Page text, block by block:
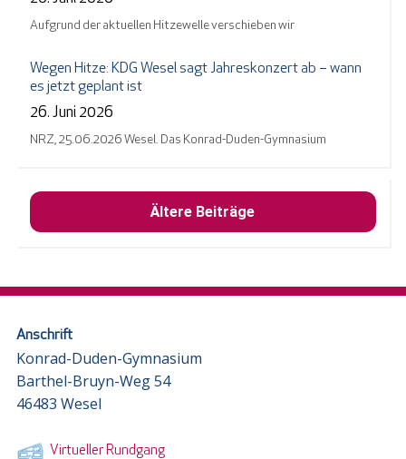
Aufgrund der aktuellen Hitzewelle verschieben wir
Wegen Hitze: KDG Wesel sagt Jahreskonzert ab – wann
es jetzt geplant ist
26. Juni 2026
NRZ, 25.06.2026 Wesel. Das Konrad-Duden-Gymnasium
Ältere Beiträge
Anschrift
Konrad-Duden-Gymnasium
Barthel-Bruyn-Weg 54
46483 Wesel
Virtueller Rundgang